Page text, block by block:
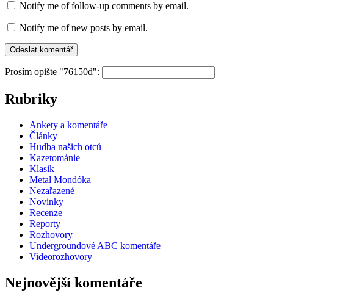
Notify me of follow-up comments by email.
Notify me of new posts by email.
Prosím opište "76150d":
Rubriky
Ankety a komentáře
Články
Hudba našich otců
Kazetománie
Klasik
Metal Mondóka
Nezařazené
Novinky
Recenze
Reporty
Rozhovory
Undergroundové ABC komentáře
Videorozhovory
Nejnovější komentáře